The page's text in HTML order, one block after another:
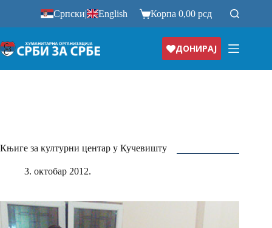
Српски| English Корпа0,00рсд
ДОНИРАЈ
Књиге за културни центар у Кучевишту
3. октобар 2012.